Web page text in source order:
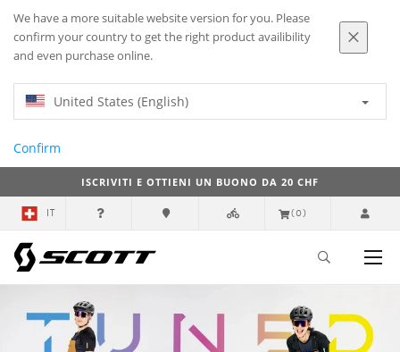
We have a more suitable website version for you. Please
confirm your country to get the right product availibility
and even purchase online.
United States (English)
Confirm
ISCRIVITI E OTTIENI UN BUONO DA 20 CHF
IT (0)